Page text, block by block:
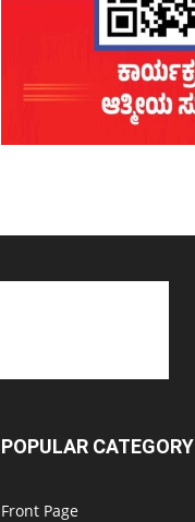
POPULAR CATEGORY
Front Page